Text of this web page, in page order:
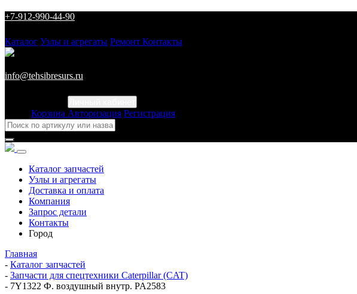
+7-912-990-44-90
Каталог Узлы и агрегаты Ремонт Контакты
info@tehsibresurs.ru
Корзина Авторизация Регистрация
Каталог запчастей
Узлы и агрегаты
Доставка и оплата
Компания
Запрос детали
Контакты
Город
Главная
- Каталог запчастей
- Запчасти для спецтехники Caterpillar (CAT)
- 7Y1322 Ф. воздушный внутр. PA2583